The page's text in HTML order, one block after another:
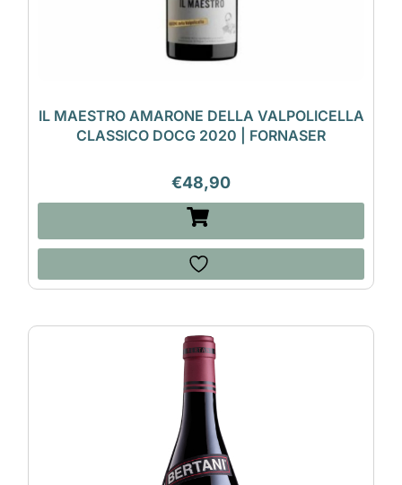
IL MAESTRO AMARONE DELLA VALPOLICELLA
CLASSICO DOCG 2020 | FORNASER
€48,90